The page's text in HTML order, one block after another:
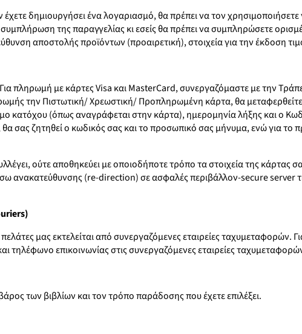
δημιουργήσει ένα λογαριασμό, θα πρέπει να τον
της παραγγελίας κι εσείς θα πρέπει να συμπληρώσετε
αποστολής προϊόντων (προαιρετική), στοιχεία για την έκδοση
πληρωμή με κάρτες Visa και MasterCard, συνεργαζόμαστε με την
την Πιστωτική/ Χρεωστική/ Προπληρωμένη κάρτα, θα
κατόχου (όπως αναγράφεται στην κάρτα), ημερομηνία λήξης και ο
σας ζητηθεί ο κωδικός σας και το προσωπικό σας μήνυμα, ενώ για
ούτε αποθηκεύει με οποιοδήποτε τρόπο τα στοιχεία της
ανακατεύθυνσης (re-direction) σε ασφαλές περιβάλλον-secure server
μας εκτελείται από συνεργαζόμενες εταιρείες
επικοινωνίας στις συνεργαζόμενες εταιρείες
των βιβλίων και τον τρόπο παράδοσης που έχετε επιλέξει.